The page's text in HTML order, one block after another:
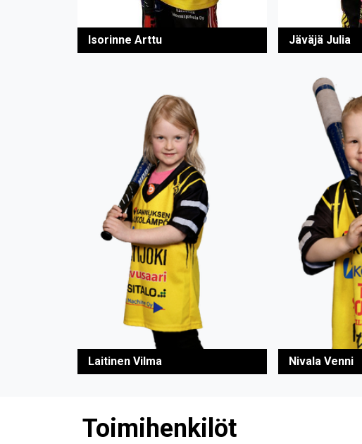
Isorinne Arttu Jäväjä Julia
Laitinen Vilma Nivala Venni
Toimihenkilöt